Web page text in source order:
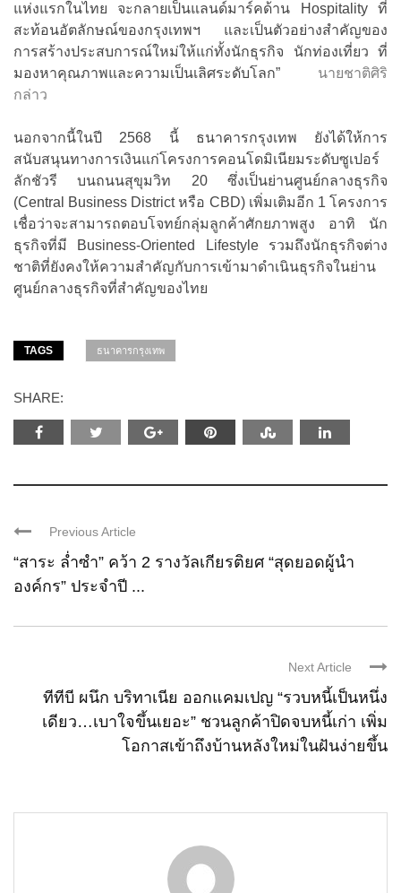
แห่งแรกในไทย จะกลายเป็นแลนด์มาร์คด้าน Hospitality ที่
สะท้อนอัตลักษณ์ของกรุงเทพฯ และเป็นตัวอย่างสำคัญของ
การสร้างประสบการณ์ใหม่ให้แก่ทั้งนักธุรกิจ นักท่องเที่ยว ที่
มองหาคุณภาพและความเป็นเลิศระดับโลก” นายชาติศิริ
กล่าว
นอกจากนี้ในปี 2568 นี้ ธนาคารกรุงเทพ ยังได้ให้การ
สนับสนุนทางการเงินแก่โครงการคอนโดมิเนียมระดับซูเปอร์
ลักชัวรี บนถนนสุขุมวิท 20 ซึ่งเป็นย่านศูนย์กลางธุรกิจ
(Central Business District หรือ CBD) เพิ่มเติมอีก 1 โครงการ
เชื่อว่าจะสามารถตอบโจทย์กลุ่มลูกค้าศักยภาพสูง อาทิ นัก
ธุรกิจที่มี Business-Oriented Lifestyle รวมถึงนักธุรกิจต่าง
ชาติที่ยังคงให้ความสำคัญกับการเข้ามาดำเนินธุรกิจในย่าน
ศูนย์กลางธุรกิจที่สำคัญของไทย
TAGS ธนาคารกรุงเทพ
SHARE:
Previous Article
“สาระ ล่ำซำ” คว้า 2 รางวัลเกียรติยศ “สุดยอดผู้นำ
องค์กร” ประจำปี ...
Next Article
ทีทีบี ผนึก บริทาเนีย ออกแคมเปญ “รวบหนี้เป็นหนึ่ง
เดียว…เบาใจขึ้นเยอะ” ชวนลูกค้าปิดจบหนี้เก่า เพิ่ม
โอกาสเข้าถึงบ้านหลังใหม่ในฝันง่ายขึ้น